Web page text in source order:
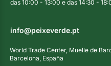
das 10:00 - 13:00 e das 14:30 -
info@peixeverde.pt
World Trade Center, Muelle de
Barcelona, España